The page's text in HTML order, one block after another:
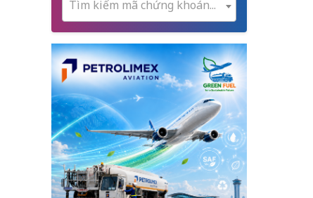
Tìm kiếm mã chứng khoán...